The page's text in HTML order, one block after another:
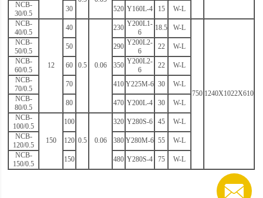
NCB-
30/0.5
30 520 Y160L-4 15
W-L
NCB-
40/0.5
12
40
0.5 0.06
230 Y200L1-
6
18.5 W-L
750 1240X1022X610
NCB-
50/0.5
50 290 Y200L2-
6
22
W-L
NCB-
60/0.5
60 350 Y200L2-
6
22
W-L
NCB-
70/0.5
70 410 Y225M-6 30
W-L
NCB-
80/0.5
80 470 Y200L-4 30
W-L
NCB-
100/0.5
150
100
0.5 0.06
320 Y280S-6 45
W-L
NCB-
120/0.5
120 380 Y280M-6 55
W-L
NCB-
150/0.5
150 480 Y280S-4 75 W-L